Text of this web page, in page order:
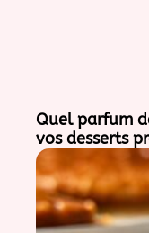
Quel parfum
vos desserts